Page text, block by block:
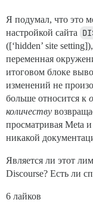
Я подумал, что это
настройкой сайта
([‘hidden’ site
переменная
итоговом блоке
изменений не
больше относится к
количеству
просматривая Meta
никакой
Является ли этот
Discourse? Есть ли
6 лайков